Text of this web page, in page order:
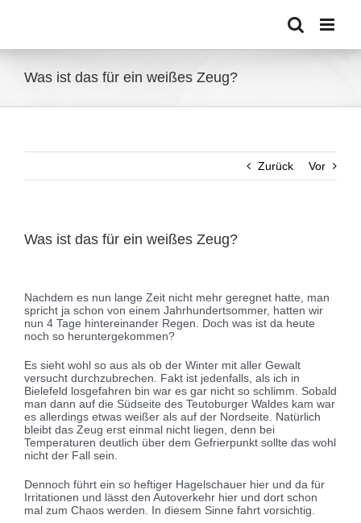
Was ist das für ein weißes Zeug?
Zurück Vor
Was ist das für ein weißes Zeug?
Bild
Nachdem es nun lange Zeit nicht mehr geregnet hatte, man
spricht ja schon von einem Jahrhundertsommer, hatten wir
nun 4 Tage hintereinander Regen. Doch was ist da heute
noch so heruntergekommen?
Es sieht wohl so aus als ob der Winter mit aller Gewalt
versucht durchzubrechen. Fakt ist jedenfalls, als ich in
Bielefeld losgefahren bin war es gar nicht so schlimm. Sobald
man dann auf die Südseite des Teutoburger Waldes kam war
es allerdings etwas weißer als auf der Nordseite. Natürlich
bleibt das Zeug erst einmal nicht liegen, denn bei
Temperaturen deutlich über dem Gefrierpunkt sollte das wohl
nicht der Fall sein.
Dennoch führt ein so heftiger Hagelschauer hier und da für
Irritationen und lässt den Autoverkehr hier und dort schon
mal zum Chaos werden. In diesem Sinne fahrt vorsichtig.